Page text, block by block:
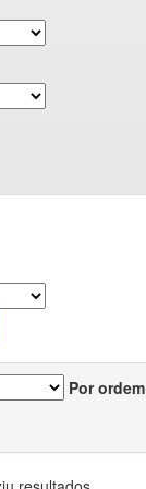
Por ordem